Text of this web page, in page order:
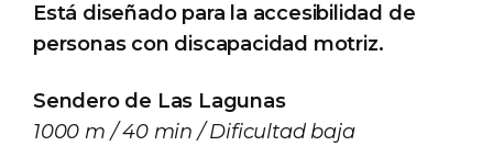
Está diseñado para la accesibilidad de
personas con discapacidad motriz.
Sendero de Las Lagunas
1000 m / 40 min / Dificultad baja